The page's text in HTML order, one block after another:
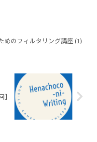
めのフィルタリング講座 (1)